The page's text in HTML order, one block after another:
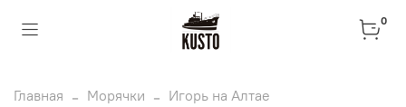
0
Главная Морячки Игорь на Алтае